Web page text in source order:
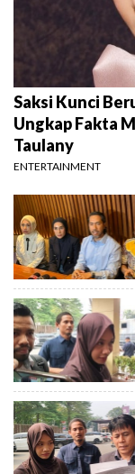
Saksi Kunci
Ungkap Fakta
Taulany
ENTERTAINMENT